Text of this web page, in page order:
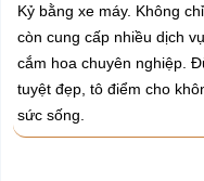
Kỷ bằng xe máy. Không
còn cung cấp nhiều dịch
cắm hoa chuyên nghiệp.
tuyệt đẹp, tô điểm cho
sức sống.